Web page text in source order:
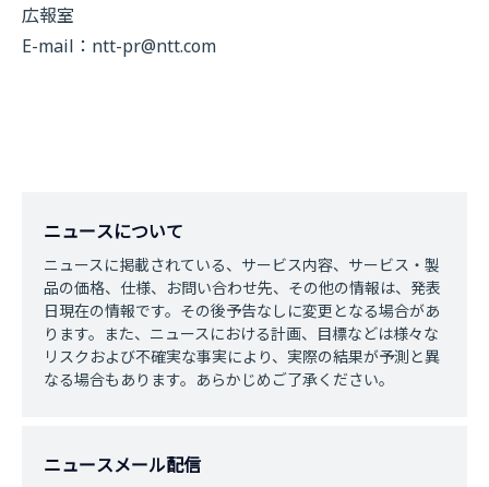
広報室
E-mail： ntt-pr@ntt.com
ニュースについて
ニュースに掲載されている、サービス内容、サービス・製
品の価格、仕様、お問い合わせ先、その他の情報は、発表
日現在の情報です。その後予告なしに変更となる場合があ
ります。また、ニュースにおける計画、目標などは様々な
リスクおよび不確実な事実により、実際の結果が予測と異
なる場合もあります。あらかじめご了承ください。
ニュースメール配信